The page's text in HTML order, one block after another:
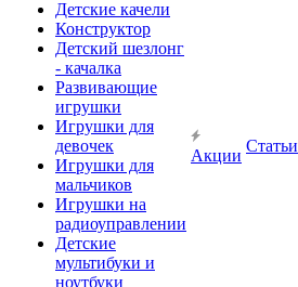
Детские качели
Конструктор
Детский шезлонг
- качалка
Развивающие
игрушки
Игрушки для
девочек
Игрушки для
мальчиков
Игрушки на
радиоуправлении
Детские
мультибуки и
ноутбуки
Акции
Статьи